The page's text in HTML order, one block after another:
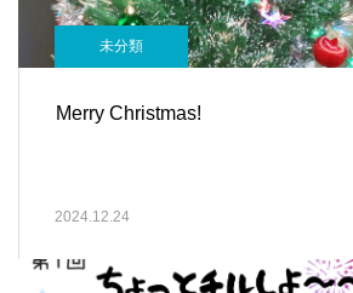
未分類
Merry Christmas!
2024.12.24